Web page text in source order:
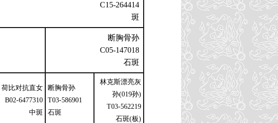
C15-264414
斑
断胸骨孙
C05-147018
石斑
荷比对抗直女
B02-6477310
中斑
断胸骨孙
T03-586901
石斑
林克斯漂亮灰
孙(019孙)
T03-562219
石斑(板)